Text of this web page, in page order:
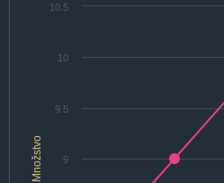
Množstvo 9
9.5
10
10.5